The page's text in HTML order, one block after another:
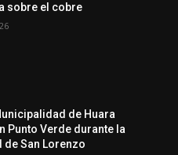
sobre el cobre
de Huara
Punto Verde durante la
San Lorenzo